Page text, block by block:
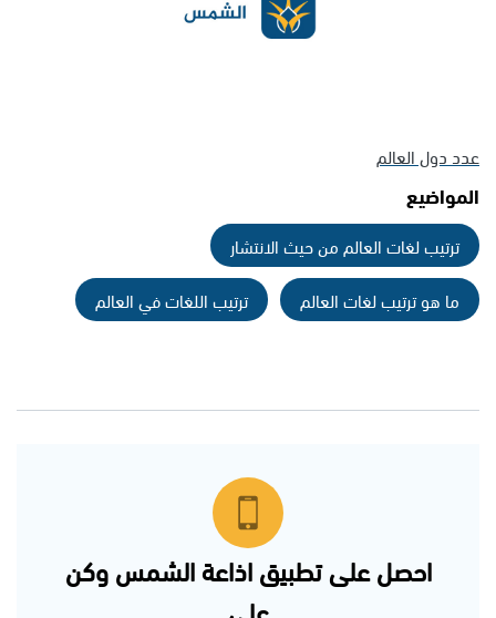
عدد دول العالم
المواضيع
ترتيب لغات العالم من حيث الانتشار
ما هو ترتيب لغات العالم
ترتيب اللغات في العالم
احصل على تطبيق اذاعة الشمس وكن